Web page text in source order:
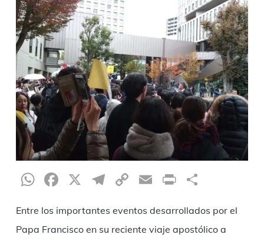
WhatsApp
Facebook
X Telegram
CopyEmailPrint
Entre los importantes eventos desarrollados por el
Papa Francisco en su reciente viaje apostólico a